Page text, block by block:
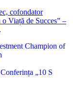
cofondator
Viață de Succes” –
.
Champion of
„10 S